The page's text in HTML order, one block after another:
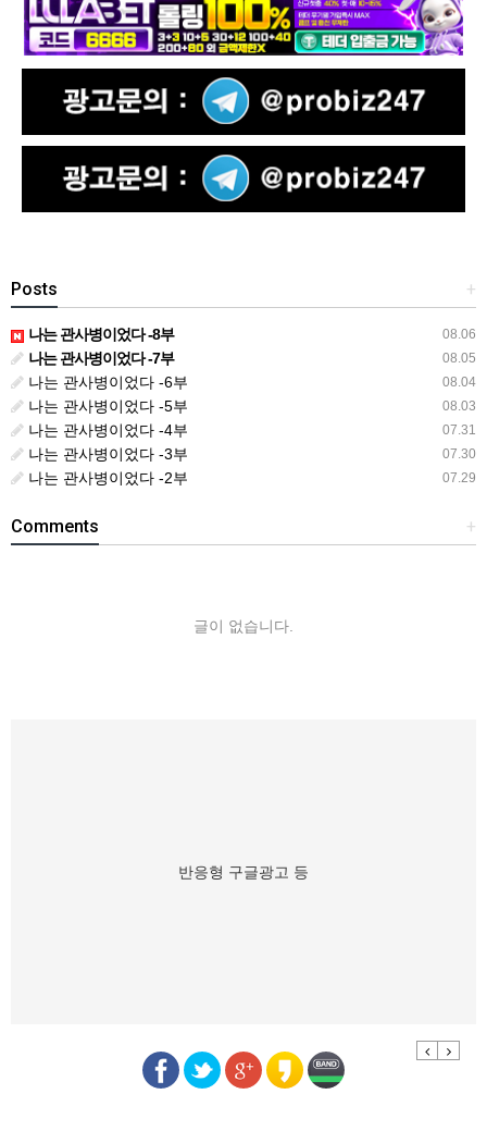
+
Posts
08.06
나는 관사병이었다 -8부
08.05
나는 관사병이었다 -7부
08.04
나는 관사병이었다 -6부
08.03
나는 관사병이었다 -5부
07.31
나는 관사병이었다 -4부
07.30
나는 관사병이었다 -3부
07.29
나는 관사병이었다 -2부
+
Comments
글이 없습니다.
반응형 구글광고 등
Previous
Next